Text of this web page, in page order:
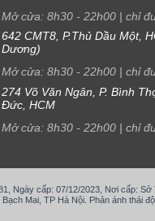
Mở cửa: 8h30 - 22h00 | chỉ
642 CMT8, P.Thủ Dầu Một,
Dương)
Mở cửa: 8h30 - 22h00 | chỉ
274 Võ Văn Ngân, P. Bình
Đức, HCM
Mở cửa: 8h30 - 22h00 | chỉ
Ngày cấp: 07/12/2023, Nơi cấp:
Mai, TP Hà Nội. Phản ánh thái